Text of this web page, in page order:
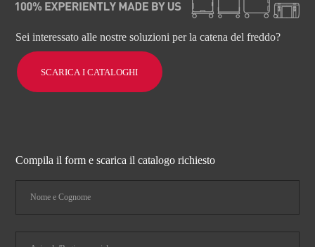
Sei interessato alle nostre soluzioni per la catena del freddo?
SCARICA I CATALOGHI
Compila il form e scarica il catalogo richiesto